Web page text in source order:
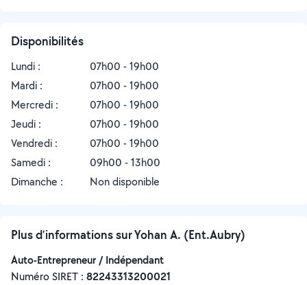
Disponibilités
Lundi :
07h00 - 19h00
Mardi :
07h00 - 19h00
Mercredi :
07h00 - 19h00
Jeudi :
07h00 - 19h00
Vendredi :
07h00 - 19h00
Samedi :
09h00 - 13h00
Dimanche :
Non disponible
Plus d’informations sur Yohan A. (Ent.Aubry)
Auto-Entrepreneur / Indépendant
Numéro SIRET : ‍82243313200021